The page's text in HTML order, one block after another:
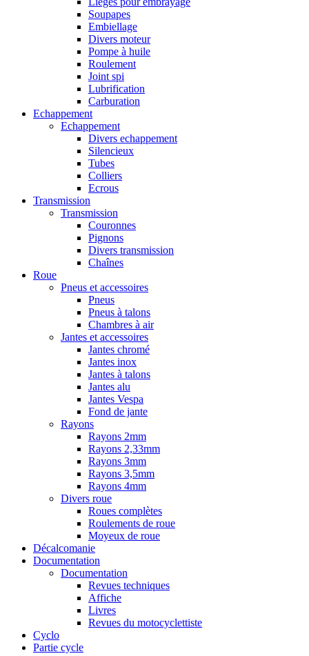
Soupapes
Embiellage
Divers moteur
Pompe à huile
Roulement
Joint spi
Lubrification
Carburation
Echappement
Echappement
Divers echappement
Silencieux
Tubes
Colliers
Ecrous
Transmission
Transmission
Couronnes
Pignons
Divers transmission
Chaînes
Roue
Pneus et accessoires
Pneus
Pneus à talons
Chambres à air
Jantes et accessoires
Jantes chromé
Jantes inox
Jantes à talons
Jantes alu
Jantes Vespa
Fond de jante
Rayons
Rayons 2mm
Rayons 2,33mm
Rayons 3mm
Rayons 3,5mm
Rayons 4mm
Divers roue
Roues complètes
Roulements de roue
Moyeux de roue
Décalcomanie
Documentation
Documentation
Revues techniques
Affiche
Livres
Revues du motocyclettiste
Cyclo
Partie cycle